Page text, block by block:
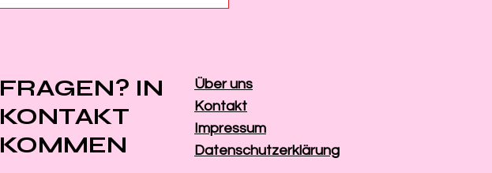
FRAGEN? IN
KONTAKT
KOMMEN
Über uns
Kontakt
Impressum
Datenschutzerklärung